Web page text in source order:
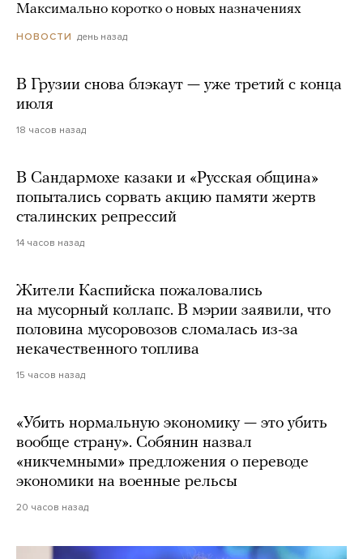
Максимально коротко о новых назначениях
НОВОСТИ день назад
В Грузии снова блэкаут — уже третий с конца
июля
18 часов назад
В Сандармохе казаки и «Русская община»
попытались сорвать акцию памяти жертв
сталинских репрессий
14 часов назад
Жители Каспийска пожаловались
на мусорный коллапс. В мэрии заявили, что
половина мусоровозов сломалась из-за
некачественного топлива
15 часов назад
«Убить нормальную экономику — это убить
вообще страну». Собянин назвал
«никчемными» предложения о переводе
экономики на военные рельсы
20 часов назад